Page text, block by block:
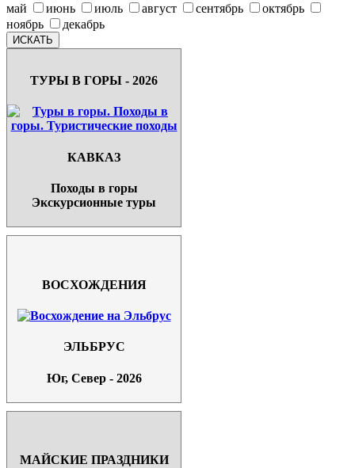
май
июнь июль август сентябрь
октябрь
ноябрь
декабрь
ТУРЫ В ГОРЫ - 2026
КАВКАЗ
Походы в горы
Экскурсионные туры
ВОСХОЖДЕНИЯ
ЭЛЬБРУС
Юг, Север - 2026
МАЙСКИЕ ПРАЗДНИКИ